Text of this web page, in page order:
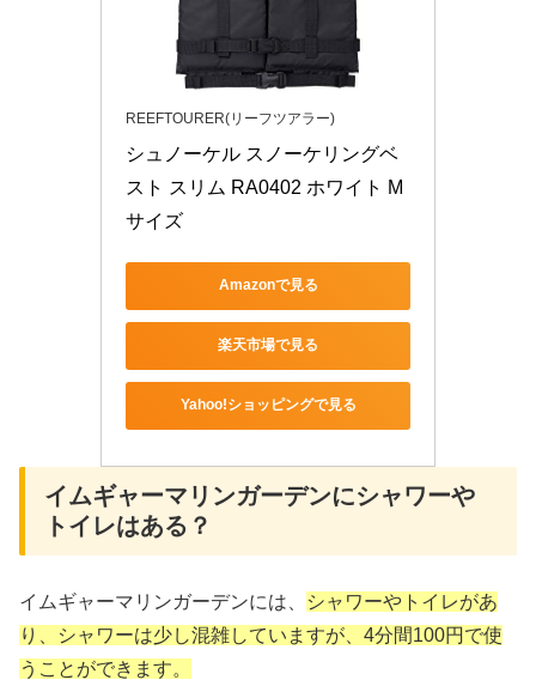
REEFTOURER(リーフツアラー)
シュノーケル スノーケリングベ
スト スリム RA0402 ホワイト M
サイズ
Amazonで見る
楽天市場で見る
Yahoo!ショッピングで見る
イムギャーマリンガーデンにシャワーや
トイレはある？
イムギャーマリンガーデンには、
シャワーやトイレがあ
り、シャワーは少し混雑していますが、4分間100円で使
うことができます。